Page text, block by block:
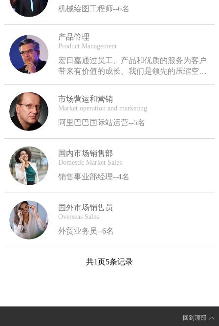
机械绘图工程师--6名
产品管理
Product Management
宏日嘉通过员工、产品和优质的服务为客户
带来有价值的成长。我们是领先的压缩空气
品。我们通过不同的品牌提供服务，这些品
牌包括YUKA,YUN AIR,DESIERTAI.
市场营运和营销
Market operation and marketing
阿里巴巴国际站运营--5名
国内市场销售部
Domestic Market Sales
销售事业部经理--4名
国外市场销售员
Overseas Sales
外贸业务员--6名
共1页5条记录
回到顶部